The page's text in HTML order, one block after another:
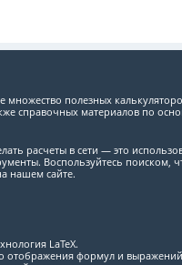
множество полезных
справочных материалов по
расчеты в сети — это
Воспользуйтесь поиском,
нашем сайте.
LaTeX.
отображения формул и выражений